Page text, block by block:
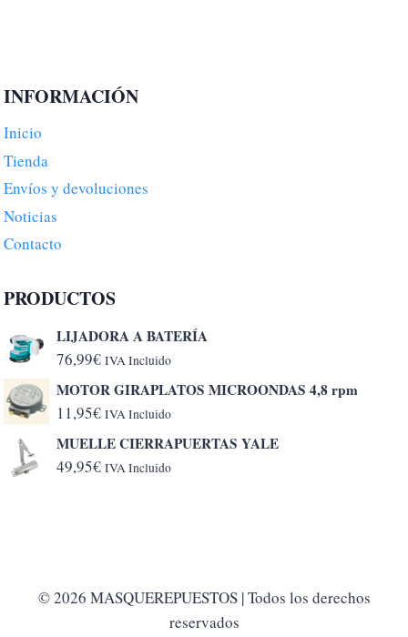
INFORMACIÓN
Inicio
Tienda
Envíos y devoluciones
Noticias
Contacto
PRODUCTOS
LIJADORA A BATERÍA
76,99€ IVA Incluido
MOTOR GIRAPLATOS MICROONDAS 4,8 rpm
11,95€ IVA Incluido
MUELLE CIERRAPUERTAS YALE
49,95€ IVA Incluido
© 2026 MASQUEREPUESTOS | Todos los derechos
reservados